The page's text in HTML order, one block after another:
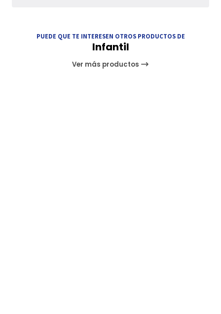
PUEDE QUE TE INTERESEN OTROS PRODUCTOS DE
Infantil
Ver más productos